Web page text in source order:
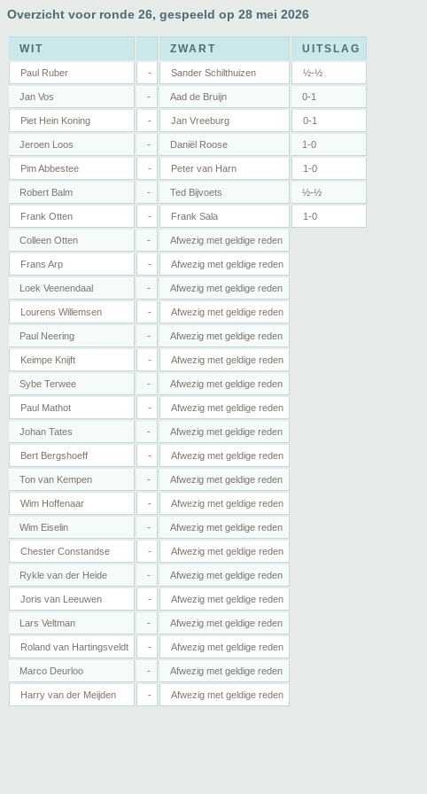
Overzicht voor ronde 26, gespeeld op 28 mei 2026
WIT ZWART UITSLAG
Paul Ruber - Sander Schilthuizen ½-½
Jan Vos - Aad de Bruijn 0-1
Piet Hein Koning - Jan Vreeburg 0-1
Jeroen Loos - Daniël Roose 1-0
Pim Abbestee - Peter van Harn 1-0
Robert Balm - Ted Bijvoets ½-½
Frank Otten - Frank Sala 1-0
Colleen Otten - Afwezig met geldige reden
Frans Arp - Afwezig met geldige reden
Loek Veenendaal - Afwezig met geldige reden
Lourens Willemsen - Afwezig met geldige reden
Paul Neering - Afwezig met geldige reden
Keimpe Knijft - Afwezig met geldige reden
Sybe Terwee - Afwezig met geldige reden
Paul Mathot - Afwezig met geldige reden
Johan Tates - Afwezig met geldige reden
Bert Bergshoeff - Afwezig met geldige reden
Ton van Kempen - Afwezig met geldige reden
Wim Hoffenaar - Afwezig met geldige reden
Wim Eiselin - Afwezig met geldige reden
Chester Constandse - Afwezig met geldige reden
Rykle van der Heide - Afwezig met geldige reden
Joris van Leeuwen - Afwezig met geldige reden
Lars Veltman - Afwezig met geldige reden
Roland van Hartingsveldt - Afwezig met geldige reden
Marco Deurloo - Afwezig met geldige reden
Harry van der Meijden - Afwezig met geldige reden